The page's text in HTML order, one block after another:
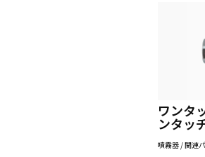
ワンタ
ンタッ
噴霧器 / 関連